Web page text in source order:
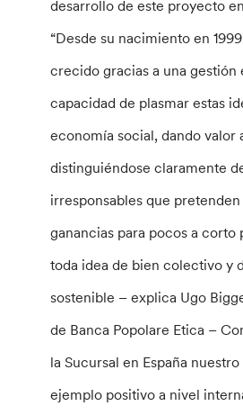
desarrollo de este proyecto
“Desde su nacimiento en
crecido gracias a una gestión
capacidad de plasmar estas
economía social, dando valor
distinguiéndose claramente
irresponsables que
ganancias para pocos a corto
toda idea de bien colectivo y
sostenible – explica Ugo
de Banca Popolare Etica –
la Sucursal en España
ejemplo positivo a nivel